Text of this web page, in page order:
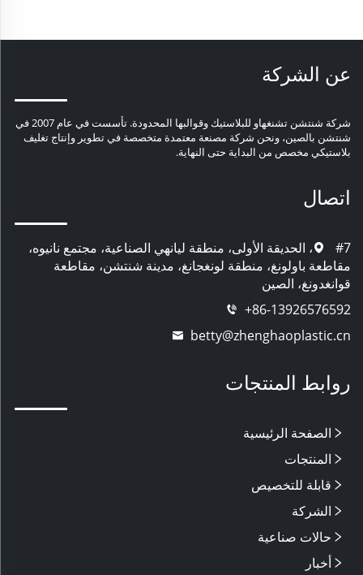
عن الشركة
شركة شنتشن تشنغهاو للبلاستيك وقوالبها المحدودة. تأسست في عام 2007 في
شنتشن بالصين، ونحن شركة مصنعة معتمدة متخصصة في تطوير وإنتاج تغليف
بلاستيكي مخصص من البداية حتى النهاية.
اتصال
#7، الحديقة الأولى، منطقة ليانهي الصناعية، مجتمع نانيوه،
مقاطعة باولونغ، منطقة لونغجانغ، مدينة شنتشن، مقاطعة
قوانغدونغ، الصين
+86-13926576592
betty@zhenghaoplastic.cn
روابط المنتجات
الصفحة الرئيسية
المنتجات
قابلة للتخصيص
الشركة
حالات صناعية
أخبار